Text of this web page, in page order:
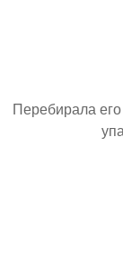
Перебирала